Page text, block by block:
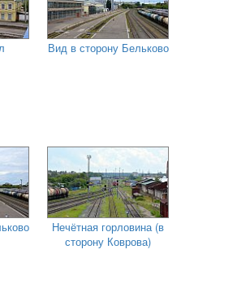
Вид в сторону Бельково
Нечётная горловина (в
сторону Коврова)